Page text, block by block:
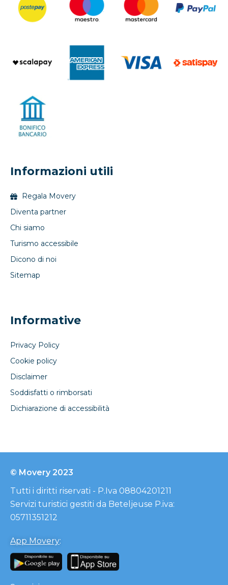
Informazioni utili
Regala Movery
Diventa partner
Chi siamo
Turismo accessibile
Dicono di noi
Sitemap
Informative
Privacy Policy
Cookie policy
Disclaimer
Soddisfatti o rimborsati
Dichiarazione di accessibilità
© Movery 2023
Tutti i diritti riservati - P.Iva 08804201211
Servizi turistici gestiti da Beteljeuse P.iva:
05711351212
App Movery: